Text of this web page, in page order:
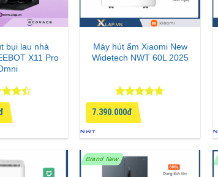
bụi lau nhà
X11 Pro
xếp
4.33
Máy hút ẩm Xiaomi New
Widetech NWT 60L 2025
Được xếp
hạng4.67
5 sao
7.390.000đ
Brand New